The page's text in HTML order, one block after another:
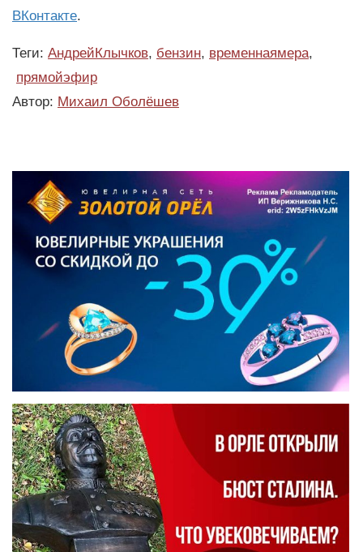
ВКонтакте.
Теги: АндрейКлычков, бензин, временнаямера,
прямойэфир
Автор: Михаил Оболёшев